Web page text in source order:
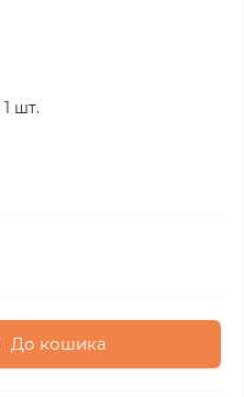
1 шт.
До кошика